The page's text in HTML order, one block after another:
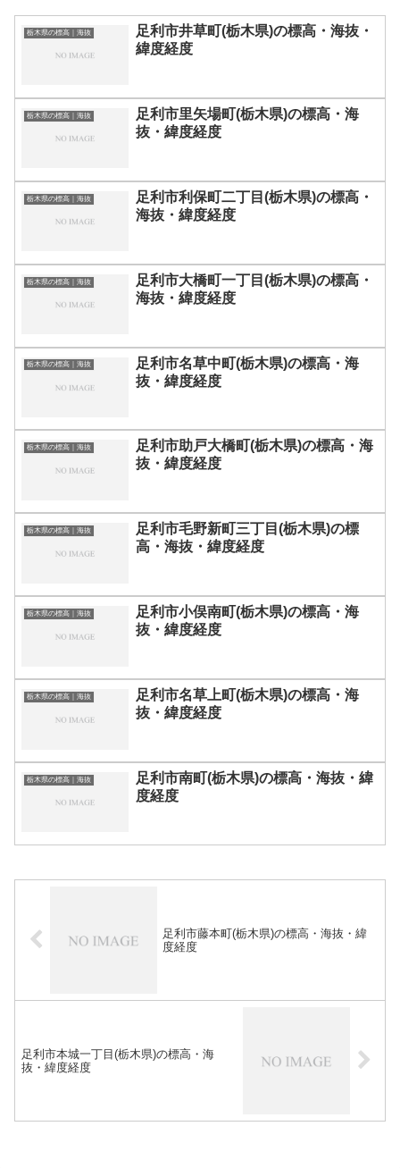
栃木県の標高｜海抜
足利市井草町(栃木県)の標高・海抜・
緯度経度
栃木県の標高｜海抜
足利市里矢場町(栃木県)の標高・海
抜・緯度経度
栃木県の標高｜海抜
足利市利保町二丁目(栃木県)の標高・
海抜・緯度経度
栃木県の標高｜海抜
足利市大橋町一丁目(栃木県)の標高・
海抜・緯度経度
栃木県の標高｜海抜
足利市名草中町(栃木県)の標高・海
抜・緯度経度
栃木県の標高｜海抜
足利市助戸大橋町(栃木県)の標高・海
抜・緯度経度
栃木県の標高｜海抜
足利市毛野新町三丁目(栃木県)の標
高・海抜・緯度経度
栃木県の標高｜海抜
足利市小俣南町(栃木県)の標高・海
抜・緯度経度
栃木県の標高｜海抜
足利市名草上町(栃木県)の標高・海
抜・緯度経度
栃木県の標高｜海抜
足利市南町(栃木県)の標高・海抜・緯
度経度
足利市藤本町(栃木県)の標高・海抜・緯
度経度
足利市本城一丁目(栃木県)の標高・海
抜・緯度経度